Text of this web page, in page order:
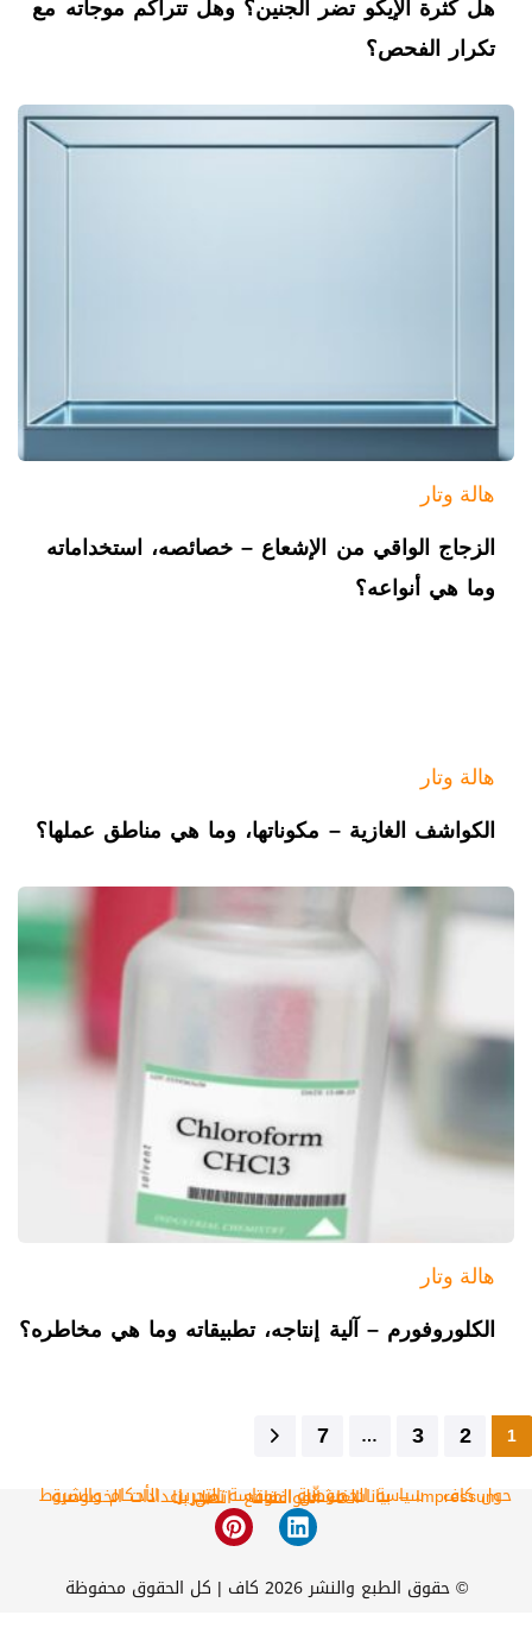
هل كثرة الإيكو تضر الجنين؟ وهل تتراكم موجاته مع
تكرار الفحص؟
هالة وتار
الزجاج الواقي من الإشعاع – خصائصه، استخداماته
وما هي أنواعه؟
هالة وتار
الكواشف الغازية – مكوناتها، وما هي مناطق عملها؟
هالة وتار
الكلوروفورم – آلية إنتاجه، تطبيقاته وما هي مخاطره؟
1
2
3
…
7
© حقوق الطبع والنشر 2026 كاف | كل الحقوق محفوظة
حول كاف سياسة الخصوصية سياسة التحرير الأحكام والشروط Impressum – بيانات مشغّل الموقع تغيير اعدادات الخصوصية الغاء الموافقات اتصل بنا